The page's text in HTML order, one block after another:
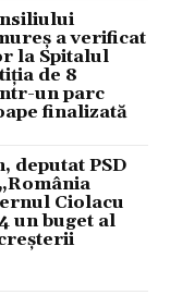
a verificat
la Spitalul
de 8
un parc
finalizată
deputat PSD
Ciolacu
un buget al